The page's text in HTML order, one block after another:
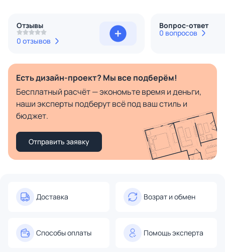
Отзывы
0 отзывов
Вопрос-ответ
0 вопросов
Есть дизайн-проект? Мы все подберём!
Бесплатный расчёт — экономьте время и деньги,
наши эксперты подберут всё под ваш стиль и
бюджет.
Отправить заявку
Доставка Возрат и обмен
Способы оплаты Помощь эксперта